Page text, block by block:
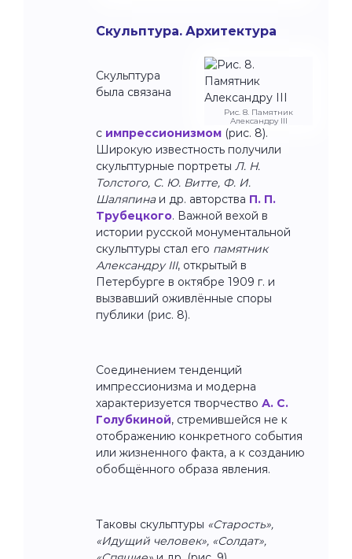
Скульптура. Архитектура
Рис. 8. Памятник
Александру III
Скульптура
была связана
с импрессионизмом (рис. 8).
Широкую известность получили
скульптурные портреты Л. Н.
Толстого, С. Ю. Витте, Ф. И.
Шаляпинаи др. авторства П. П.
Трубецкого. Важной вехой в
истории русской монументальной
скульптуры стал его памятник
Александру III, открытый в
Петербурге в октябре 1909 г. и
вызвавший оживлённые споры
публики (рис. 8).
Соединением тенденций
импрессионизма и модерна
характеризуется творчество А. С.
Голубкиной, стремившейся не к
отображению конкретного события
или жизненного факта, а к созданию
обобщённого образа явления.
Таковы скульптуры «Старость»,
«Идущий человек», «Солдат»,